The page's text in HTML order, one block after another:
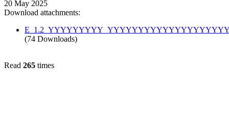
20 May 2025
Download attachments:
(74 Downloads)
Read 265 times